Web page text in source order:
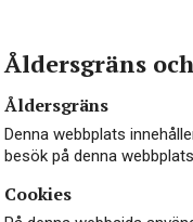
Åldersgräns
Åldersgräns
Denna webbplats
besök på denna
Cookies